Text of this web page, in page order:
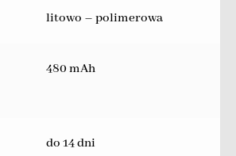
litowo – polimerowa
480 mAh
do 14 dni